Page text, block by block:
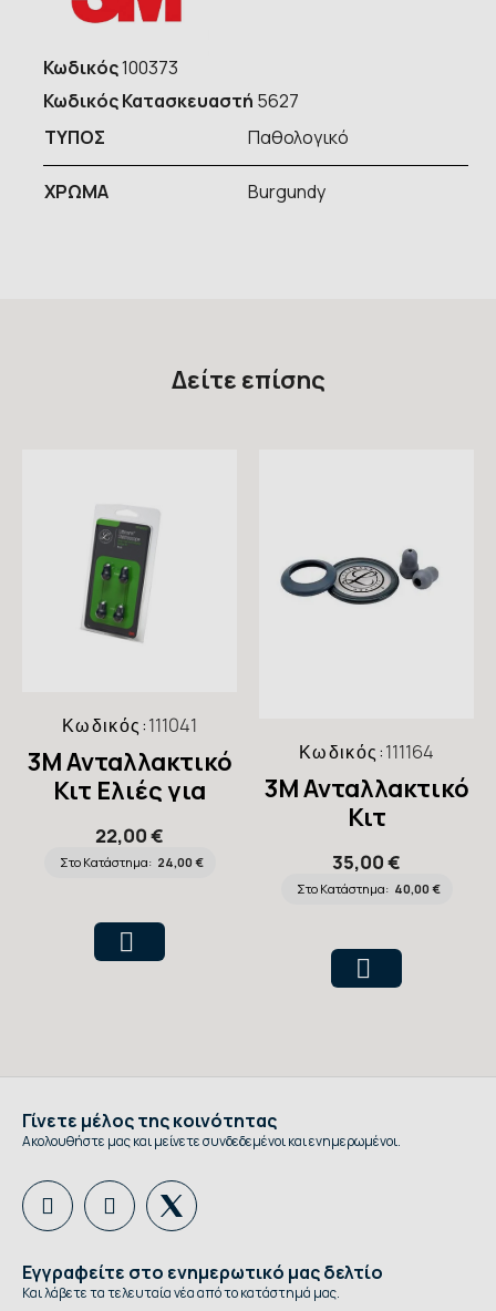
Κωδικός100373
Κωδικός Κατασκευαστή 5627
ΤΥΠOΣ
Παθολογικό
ΧΡΩΜΑ Burgundy
Δείτε επίσης
Κωδικός:111041
3M Ανταλλακτικό
Κιτ Ελιές για
Στηθοσκόπια
Littmann Μαύρες,
4 τεμάχια
22,00 €
Στο Κατάστημα: 24,00 €
Κωδικός:111164
3M Ανταλλακτικό
Κιτ
Littmann Classic
II, Γκρι
35,00 €
Στο Κατάστημα: 40,00 €
Γίνετε μέλος της κοινότητας
Ακολουθήστε μας και μείνετε συνδεδεμένοι και ενημερωμένοι.
Εγγραφείτε στο ενημερωτικό μας δελτίο
Και λάβετε τα τελευταία νέα από το κατάστημά μας.